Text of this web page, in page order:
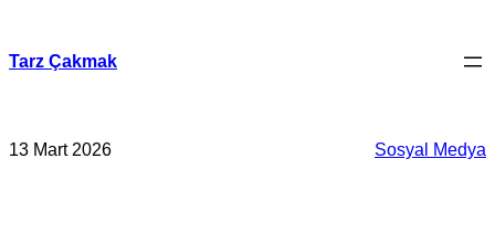
Tarz Çakmak
13 Mart 2026 Sosyal Medya